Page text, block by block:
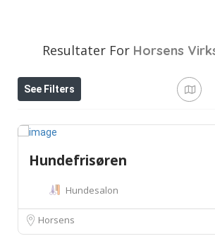
Resultater For Horsens
See Filters
Hundefrisøren
Hundesalon
Horsens